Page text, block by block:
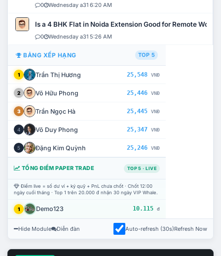
0 Wednesday a31 6:20 AM
Is a 4 BHK Flat in Noida Extension Good for Remote Work?
0 Wednesday a31 5:26 AM
BẢNG XẾP HẠNG TOP 5
1 Trần Thị Hương 25,548 VNĐ
2 Võ Hữu Phong 25,446 VNĐ
3 Trần Ngọc Hà 25,445 VNĐ
4 Võ Duy Phong 25,347 VNĐ
5 Đặng Kim Quỳnh 25,246 VNĐ
TỔNG ĐIỂM PAPER TRADE TOP 5 · LIVE
Điểm live = số dư ví + ký quỹ + PnL chưa chốt · Chốt 12:00
ngày cuối tháng · Top 1 trên 20.000 đ nhận 30 ngày VIP Whale.
1 Demo123 10.115 đ
Hide Module Diễn đàn Auto-refresh (30s)Refresh Now